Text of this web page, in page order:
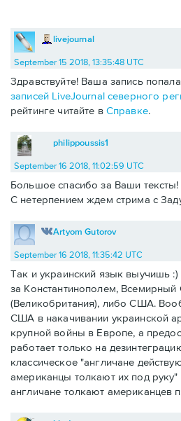
livejournal
September 15 2018, 13:35:48 UTC
Здравствуйте! Ваша запись
записей LiveJournal северного
рейтинге читайте в Справке.
philippoussis1
September 16 2018, 11:02:59 UTC
Большое спасибо за Ваши тексты!
С нетерпением ждем стрима с
Artyom Gutorov
September 16 2018, 11:35:42 UTC
Так и украинский язык выучишь :)
за Константинополем,
(Великобритания), либо США.
США в накачивании украинской
крупной войны в Европе, а
работает только на
классическое "англичане
американцы толкают их под руку"
англичане толкают американцев